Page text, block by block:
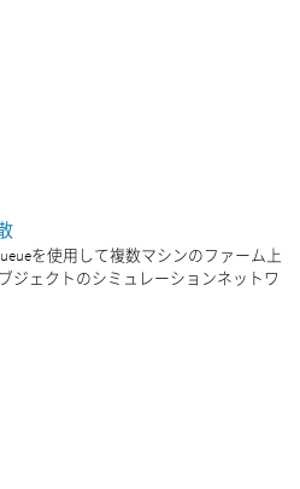
を使用して複数マシンのファーム上
ジェクトのシミュレーションネットワ